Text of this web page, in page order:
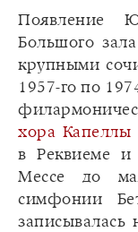
Появление
Большого
крупными
1957-го по
хора Капеллы
в Реквиеме
Мессе до
симфонии